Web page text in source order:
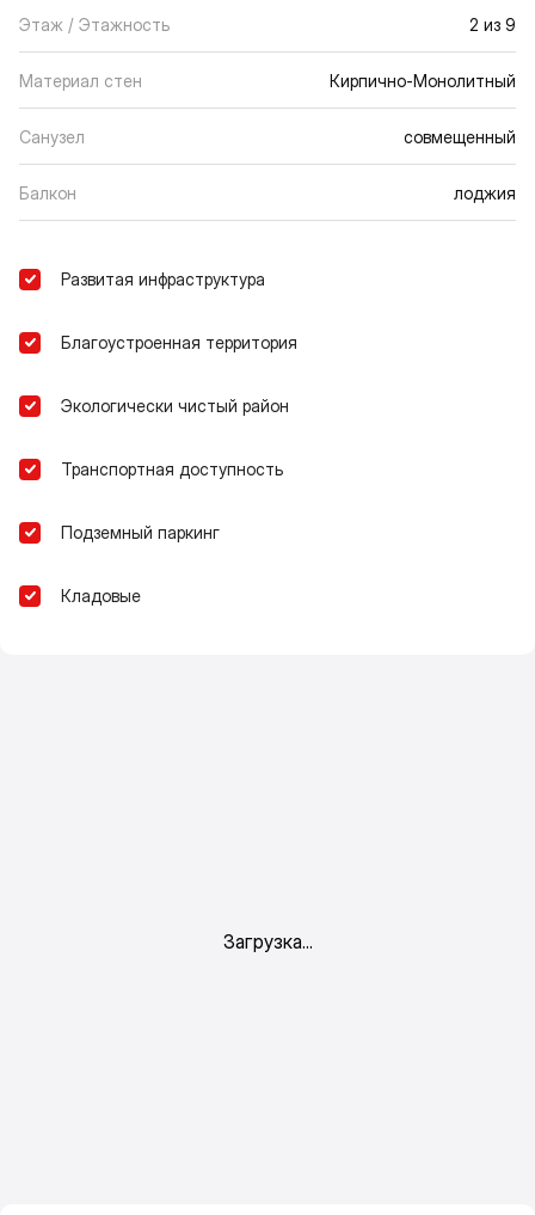
Этаж / Этажность 2 из 9
Материал стен Кирпично-Монолитный
Санузел совмещенный
Балкон лоджия
Развитая инфраструктура
Благоустроенная территория
Экологически чистый район
Транспортная доступность
Подземный паркинг
Кладовые